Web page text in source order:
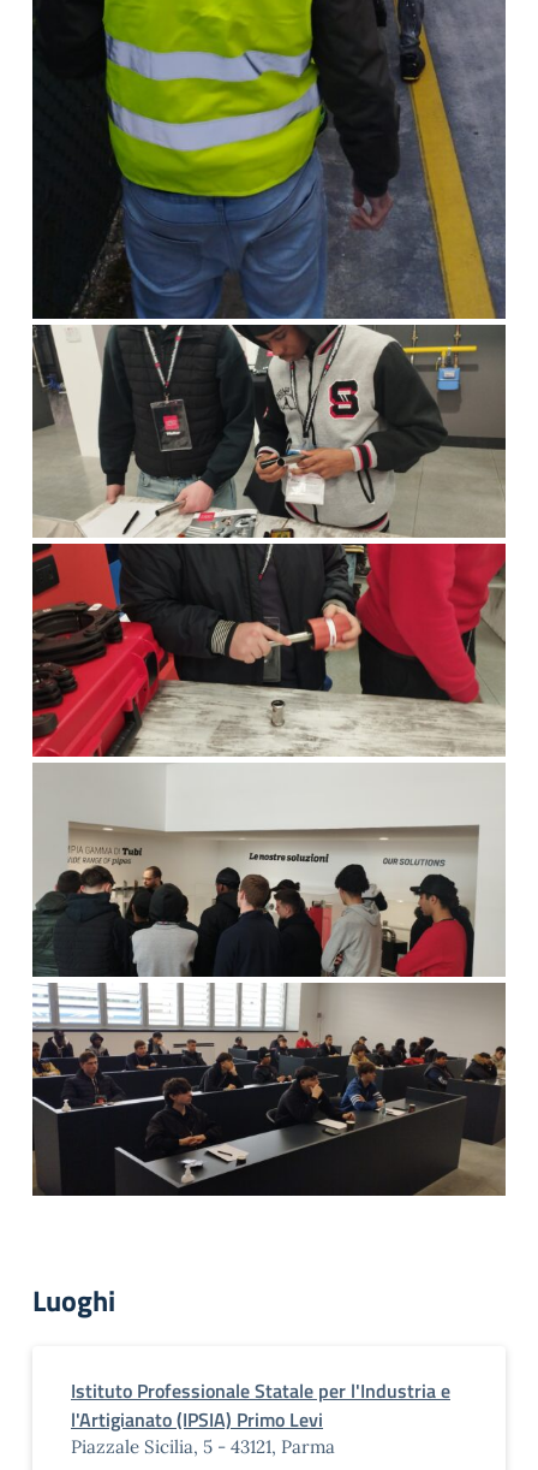
Luoghi
Istituto Professionale Statale per l'Industria e
l'Artigianato (IPSIA) Primo Levi
Piazzale Sicilia, 5 - 43121, Parma